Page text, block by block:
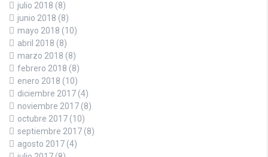
julio 2018 (8)
junio 2018 (8)
mayo 2018 (10)
abril 2018 (8)
marzo 2018 (8)
febrero 2018 (8)
enero 2018 (10)
diciembre 2017 (4)
noviembre 2017 (8)
octubre 2017 (10)
septiembre 2017 (8)
agosto 2017 (4)